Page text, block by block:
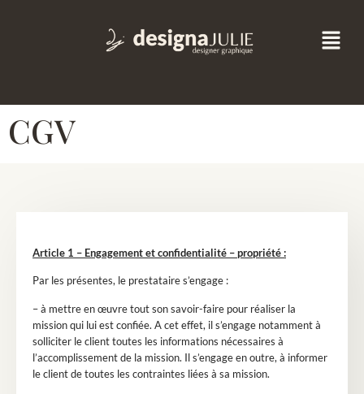
CGV
Article 1 – Engagement et confidentialité – propriété :
Par les présentes, le prestataire s’engage :
– à mettre en œuvre tout son savoir-faire pour réaliser la
mission qui lui est confiée. A cet effet, il s’engage notamment à
solliciter le client toutes les informations nécessaires à
l’accomplissement de la mission. Il s’engage en outre, à informer
le client de toutes les contraintes liées à sa mission.